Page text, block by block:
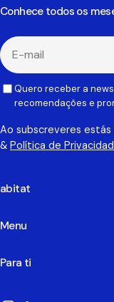
Conhece todos os
E-
mail
Quero receber a
recomendações e
Ao subscreveres
& Política de
abitat
Menu
Para ti